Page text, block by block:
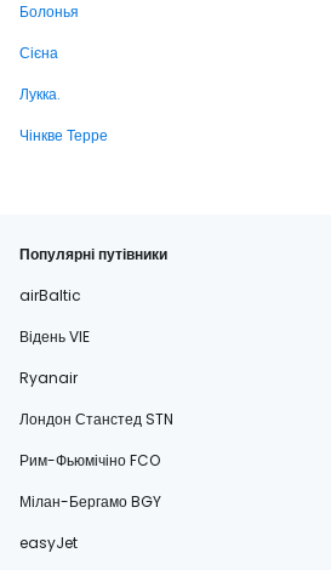
Болонья
Сієна
Лукка.
Чінкве Терре
Популярні путівники
airBaltic
Відень VIE
Ryanair
Лондон Станстед STN
Рим-Фьюмічіно FCO
Мілан-Бергамо BGY
easyJet